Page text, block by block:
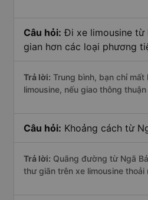
Câu hỏi: Đi xe limousine từ
gian hơn các loại phương
Trả lời: Trung bình, bạn chỉ mất
limousine, nếu giao thông thuận
Câu hỏi: Khoảng cách từ
Trả lời: Quãng đường từ Ngã
thư giãn trên xe limousine thoải